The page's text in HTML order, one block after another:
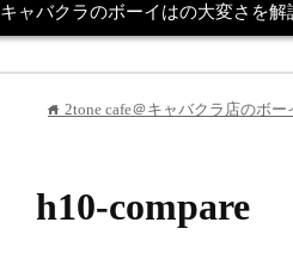
キャバクラのボーイはの大変さを解
home 2tone cafe＠キャバクラ店のボ
h10-compare